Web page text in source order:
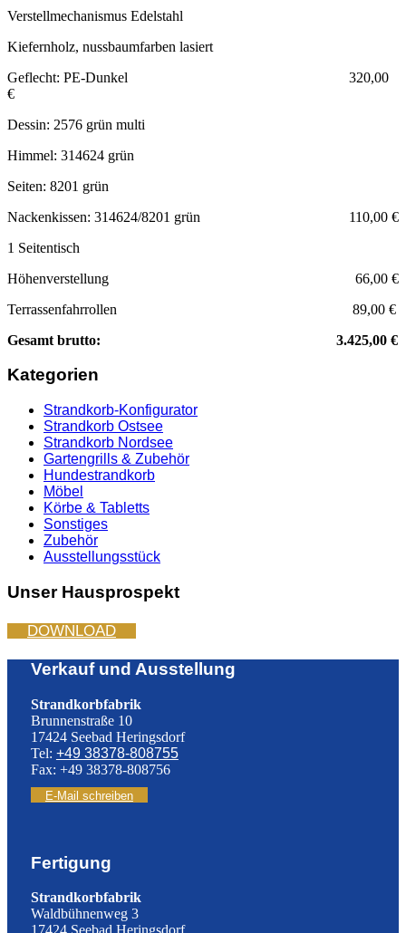
Verstellmechanismus Edelstahl
Kiefernholz, nussbaumfarben lasiert
Geflecht: PE-Dunkel 320,00
€
Dessin: 2576 grün multi
Himmel: 314624 grün
Seiten: 8201 grün
Nackenkissen: 314624/8201 grün 110,00 €
1 Seitentisch
Höhenverstellung 66,00 €
Terrassenfahrrollen 89,00 €
Gesamt brutto: 3.425,00 €
Kategorien
Strandkorb-Konfigurator
Strandkorb Ostsee
Strandkorb Nordsee
Gartengrills & Zubehör
Hundestrandkorb
Möbel
Körbe & Tabletts
Sonstiges
Zubehör
Ausstellungsstück
Unser Hausprospekt
DOWNLOAD
Verkauf und Ausstellung
Strandkorbfabrik
Brunnenstraße 10
17424 Seebad Heringsdorf
Tel: +49 38378-808755
Fax: +49 38378-808756
E-Mail schreiben
Fertigung
Strandkorbfabrik
Waldbühnenweg 3